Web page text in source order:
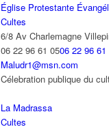
Église Protestante
Cultes
6/8 Av Charlemagne
06 22 96 61 0506 22 96 61
Maludr1@msn.com
Célebration publique du
La Madrassa
Cultes